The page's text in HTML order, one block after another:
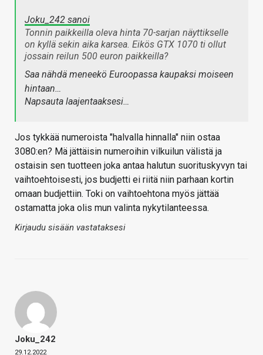
Joku_242 sanoi
Tonnin paikkeilla oleva hinta 70-sarjan näyttikselle
on kyllä sekin aika karsea. Eikös GTX 1070 ti ollut
jossain reilun 500 euron paikkeilla?
Saa nähdä meneekö Euroopassa kaupaksi moiseen
hintaan…
Napsauta laajentaaksesi…
Jos tykkää numeroista "halvalla hinnalla" niin ostaa
3080:en? Mä jättäisin numeroihin vilkuilun välistä ja
ostaisin sen tuotteen joka antaa halutun suorituskyvyn tai
vaihtoehtoisesti, jos budjetti ei riitä niin parhaan kortin
omaan budjettiin. Toki on vaihtoehtona myös jättää
ostamatta joka olis mun valinta nykytilanteessa.
Kirjaudu sisään vastataksesi
Joku_242
29.12.2022